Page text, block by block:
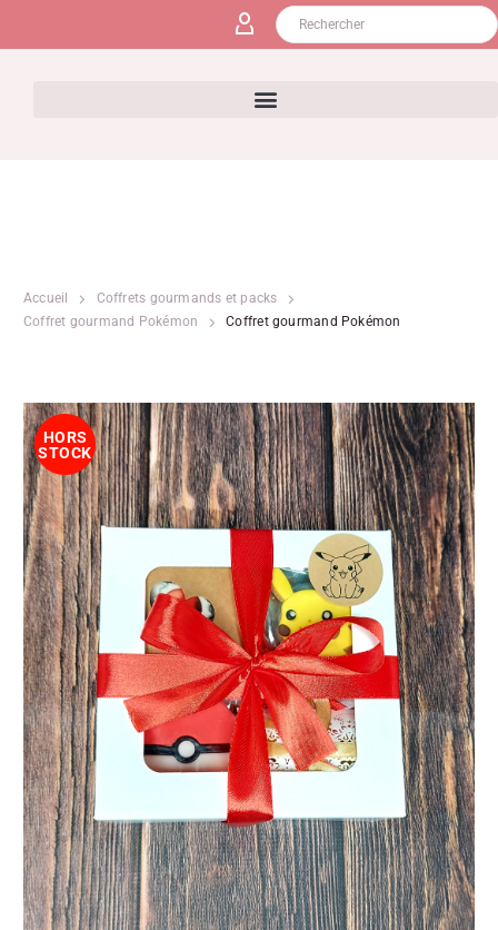
Accueil
Coffrets gourmands et packs
Coffret gourmand Pokémon
Coffret gourmand Pokémon
HORS
STOCK